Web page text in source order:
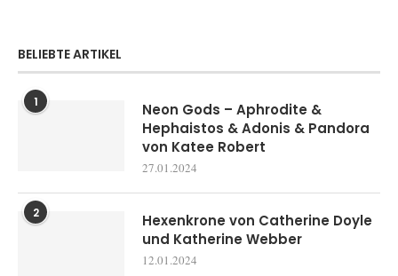
BELIEBTE ARTIKEL
1
Neon Gods – Aphrodite &
Hephaistos & Adonis & Pandora
von Katee Robert
27.01.2024
2
Hexenkrone von Catherine Doyle
und Katherine Webber
12.01.2024